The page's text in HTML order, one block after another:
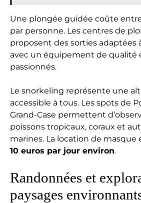
Une plongée guidée coûte
par personne. Les centres de
proposent des sorties adaptées
avec un équipement de qualité
passionnés.
Le snorkeling représente une
accessible à tous. Les spots de
Grand-Case permettent
poissons tropicaux, coraux et
marines. La location de masque
10 euros par jour environ.
Randonnées et
paysages